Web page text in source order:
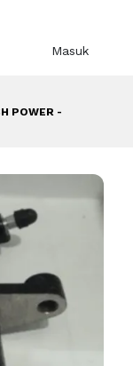
Masuk
POWER -